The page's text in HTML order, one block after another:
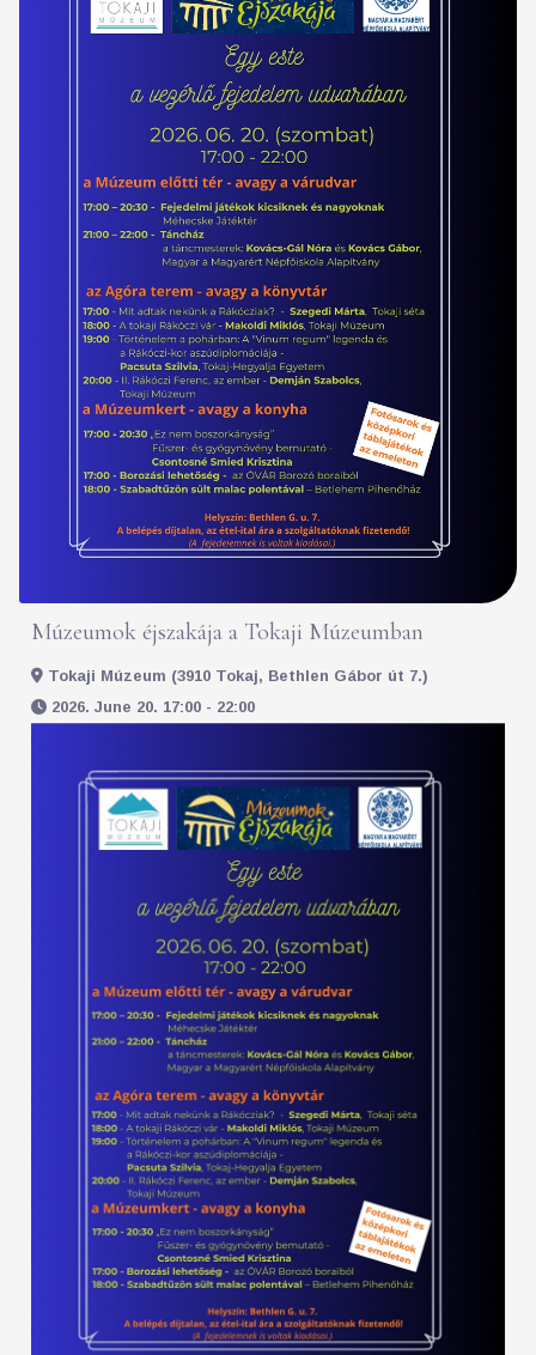
Múzeumok éjszakája a Tokaji Múzeumban
Tokaji Múzeum (3910 Tokaj, Bethlen Gábor út 7.)
2026. June 20. 17:00 - 22:00